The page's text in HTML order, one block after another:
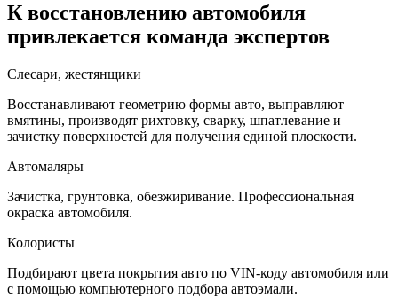
К восстановлению автомобиля
привлекается команда экспертов
Слесари, жестянщики
Восстанавливают геометрию формы авто, выправляют
вмятины, производят рихтовку, сварку, шпатлевание и
зачистку поверхностей для получения единой плоскости.
Автомаляры
Зачистка, грунтовка, обезжиривание. Профессиональная
окраска автомобиля.
Колористы
Подбирают цвета покрытия авто по VIN-коду автомобиля или
с помощью компьютерного подбора автоэмали.